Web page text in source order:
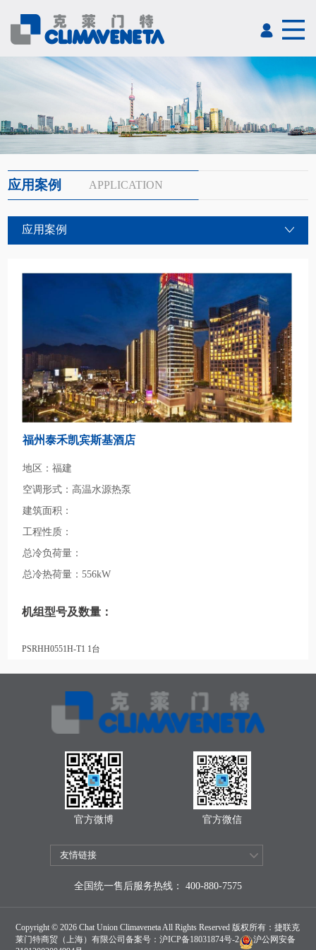
应用案例 APPLICATION
应用案例
福州泰禾凯宾斯基酒店
地区：福建
空调形式：高温水源热泵
建筑面积：
工程性质：
总冷负荷量：
总冷热荷量：556kW
机组型号及数量：
PSRHH0551H-T1 1台
官方微博 官方微信
全国统一售后服务热线： 400-880-7575
Copyright © 2026 Chat Union Climaveneta All Rights Reserved 版权所有：捷联克
莱门特商贸（上海）有限公司备案号：沪ICP备18031874号-2
沪公网安备